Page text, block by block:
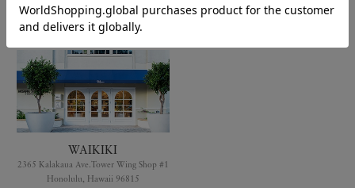
Hawaii
WAIKIKI
2365 Kalakaua Ave.Tower Wing Shop #1
Honolulu, Hawaii 96815